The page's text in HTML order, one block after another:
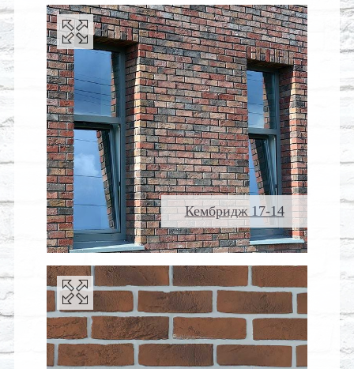
Кембридж 17-14